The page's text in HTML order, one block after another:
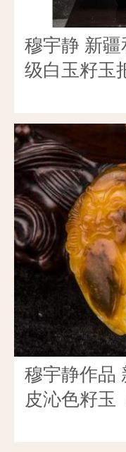
穆宇静 新
级白玉籽玉
穆宇静作品
皮沁色籽玉